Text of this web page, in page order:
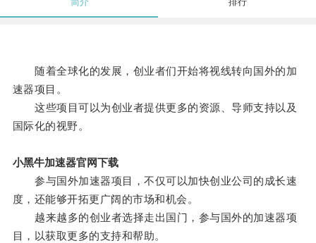
随着全球化的发展，创业者们开始将视线转向国外的加
速器项目。
这些项目可以为创业者提供更多的资源、导师支持以及
国际化的视野。
小黑牛加速器官网下载
参与国外加速器项目，不仅可以加快创业公司的成长速
度，还能够开拓更广阔的市场和机会。
越来越多的创业者选择走出国门，参与国外的加速器项
目，以获取更多的支持和帮助。